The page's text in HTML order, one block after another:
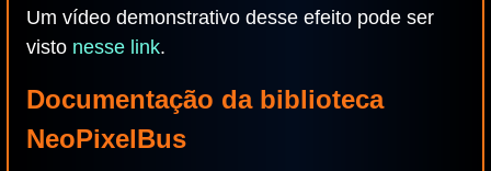
Um vídeo demonstrativo desse efeito pode ser
visto nesse link.
Documentação da biblioteca
NeoPixelBus